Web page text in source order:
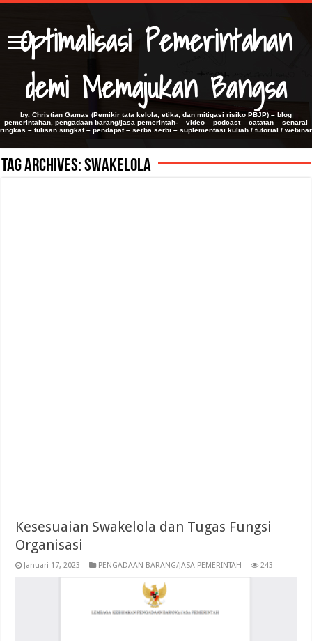
Optimalisasi Pemerintahan
demi Memajukan Bangsa
by. Christian Gamas (Pemikir tata kelola, etika, dan mitigasi risiko PBJP) – blog
pemerintahan, pengadaan barang/jasa pemerintah- – video – podcast – catatan – senarai
ringkas – tulisan singkat – pendapat – serba serbi – suplementasi kuliah / tutorial / webinar
Tag Archives:Swakelola
Kesesuaian Swakelola dan Tugas Fungsi
Organisasi
Januari 17, 2023 PENGADAAN BARANG/JASA PEMERINTAH 243